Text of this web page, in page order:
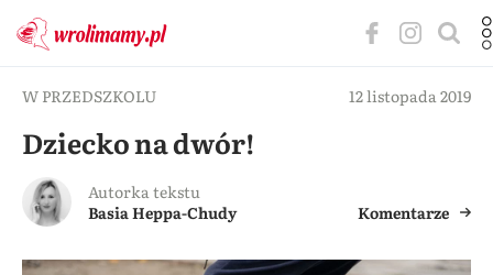
W PRZEDSZKOLU 12 listopada 2019
Dziecko na dwór!
Autorka tekstu
Basia Heppa-Chudy
Komentarze